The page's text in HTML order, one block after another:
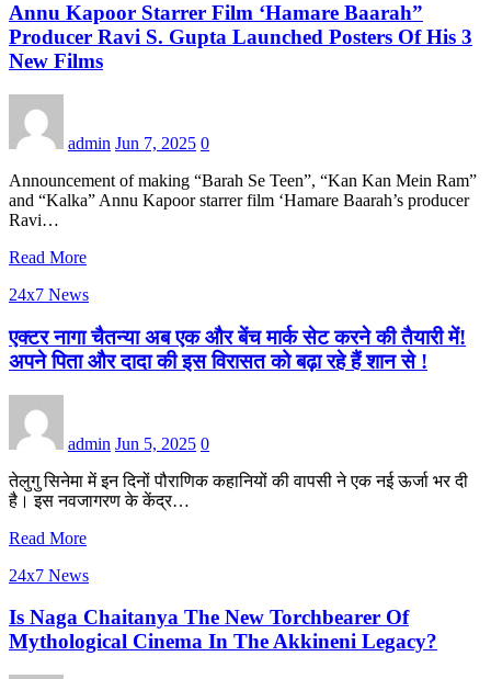
Annu Kapoor Starrer Film ‘Hamare Baarah”
Producer Ravi S. Gupta Launched Posters Of His 3
New Films
admin Jun 7, 2025 0
Announcement of making “Barah Se Teen”, “Kan Kan Mein Ram”
and “Kalka” Annu Kapoor starrer film ‘Hamare Baarah’s producer
Ravi…
Read More
24x7 News
एक्टर नागा चैतन्या अब एक और बेंच मार्क सेट करने की तैयारी में!
अपने पिता और दादा की इस विरासत को बढ़ा रहे हैं शान से !
admin Jun 5, 2025 0
तेलुगु सिनेमा में इन दिनों पौराणिक कहानियों की वापसी ने एक नई ऊर्जा भर दी
है। इस नवजागरण के केंद्र…
Read More
24x7 News
Is Naga Chaitanya The New Torchbearer Of
Mythological Cinema In The Akkineni Legacy?